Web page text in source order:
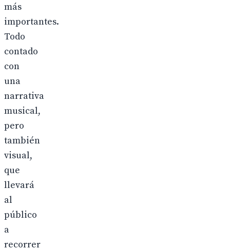
más
importantes.
Todo
contado
con
una
narrativa
musical,
pero
también
visual,
que
llevará
al
público
a
recorrer